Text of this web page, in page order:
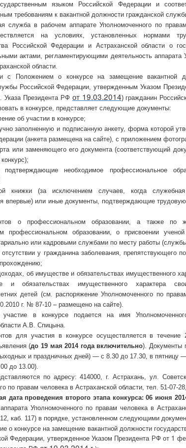
языком Российской Федерации и
требованиям к вакантной должности гражданской
служба в рабочем аппарате Уполномоченного по
на условиях, установленных нормами
Российской Федерации и Астраханской области о
актами, регламентирующими деятельность аппарата
области.
с Положением о конкурсе на замещение вакантной
Российской Федерации, утвержденным Указом
Указа Президента РФ от 19.03.2014) гражданин
в конкурсе, представляет следующие документы:
об участии в конкурсе;
заполненную и подписанную анкету, форма которой
(анкета размещена на сайте), с приложением
или заменяющего его документа (соответствующий
подтверждающие необходимое профессиональное
книжки (за исключением случаев, когда служебная
впервые) или иные документы, подтверждающие
о профессиональном образовании, а также по
профессиональном образовании, о присвоении
или кадровыми службами по месту работы
у гражданина заболевания, препятствующего
об имуществе и обязательствах имущественного
и обязательствах имущественного характера
детей (см. распоряжение Уполномоченного по
г. № 87-10 – размещено на сайте).
участие в конкурсе подается на имя
А.В. Спицына.
для участия в конкурсе осуществляется в
(до 19 мая 2014 года включительно). Документы
и праздничных дней) — с 8.30 до 17.30, в пятницу
до 13.00).
по адресу: 414000, г. Астрахань, ул.
по правам человека в Астраханской области, тел. 51-07-
дата проведения второго этапа конкурса: 06 июня
Уполномоченного по правам человека в
каб. 117) в порядке, установленном следующими
о конкурсе на замещение вакантной должности
Федерации, утвержденное Указом Президента РФ от 1